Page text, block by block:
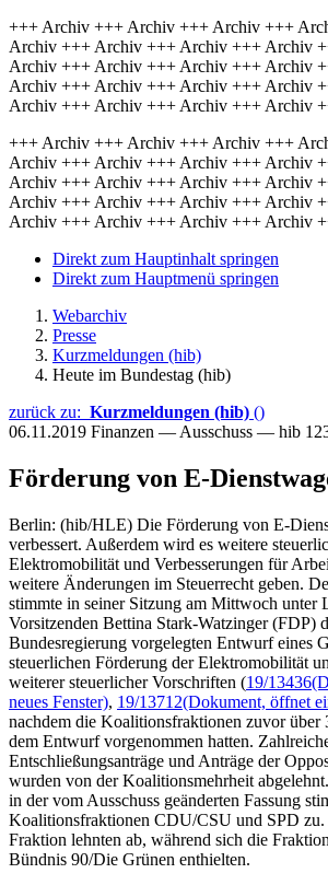
+++ Archiv +++ Archiv +++ Archiv +++
Archiv +++ Archiv +++ Archiv +++ Archiv
Archiv +++ Archiv +++ Archiv +++ Archiv
Archiv +++ Archiv +++ Archiv +++ Archiv
Archiv +++ Archiv +++ Archiv +++ Archiv
+++ Archiv +++ Archiv +++ Archiv +++
Archiv +++ Archiv +++ Archiv +++ Archiv
Archiv +++ Archiv +++ Archiv +++ Archiv
Archiv +++ Archiv +++ Archiv +++ Archiv
Archiv +++ Archiv +++ Archiv +++ Archiv
Direkt zum Hauptinhalt springen
Direkt zum Hauptmenü springen
Webarchiv
Presse
Kurzmeldungen (hib)
Heute im Bundestag (hib)
zurück zu: Kurzmeldungen (hib) ()
06.11.2019 Finanzen — Ausschuss — hib
Förderung von E-
Berlin: (hib/HLE) Die Förderung von E-
verbessert. Außerdem wird es weitere
Elektromobilität und Verbesserungen für
weitere Änderungen im Steuerrecht geben.
stimmte in seiner Sitzung am Mittwoch unter
Vorsitzenden Bettina Stark-Watzinger (FDP)
Bundesregierung vorgelegten Entwurf eines
steuerlichen Förderung der Elektromobilität
weiterer steuerlicher Vorschriften (19/13436
neues Fenster), 19/13712(Dokument, öffnet
nachdem die Koalitionsfraktionen zuvor über
dem Entwurf vorgenommen hatten.
Entschließungsanträge und Anträge der
wurden von der Koalitionsmehrheit
in der vom Ausschuss geänderten Fassung
Koalitionsfraktionen CDU/CSU und SPD
Fraktion lehnten ab, während sich die
Bündnis 90/Die Grünen enthielten.